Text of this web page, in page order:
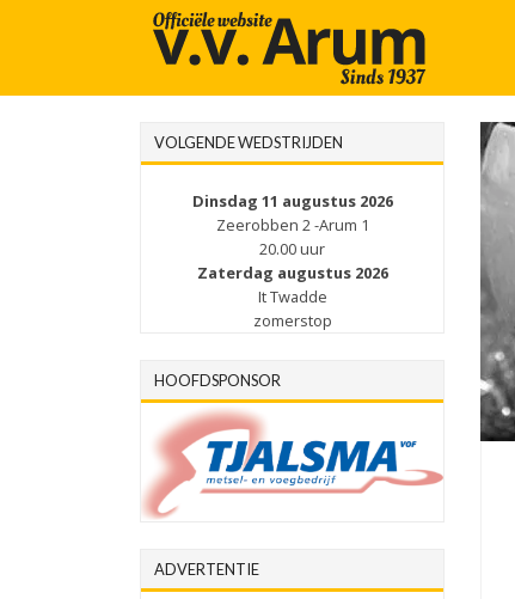
VOLGENDE WEDSTRIJDEN
Dinsdag 11 augustus 2026
Zeerobben 2 -Arum 1
20.00 uur
Zaterdag augustus 2026
It Twadde
zomerstop
HOOFDSPONSOR
ADVERTENTIE